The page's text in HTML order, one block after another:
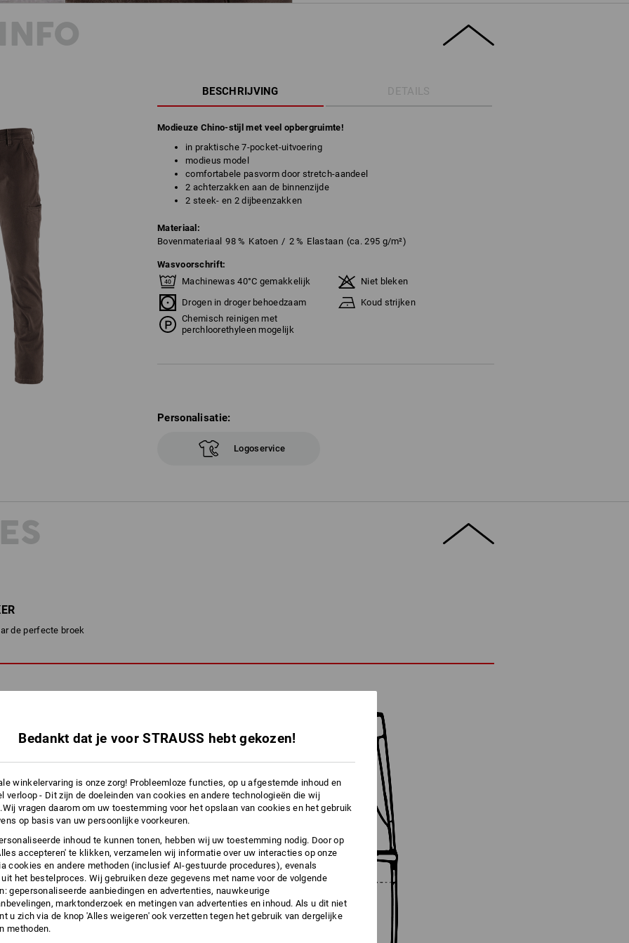
BESCHRIJVING DETAILS
Modieuze Chino-stijl met veel opbergruimte!
in praktische 7-pocket-uitvoering
modieus model
comfortabele pasvorm door stretch-aandeel
2 achterzakken aan de binnenzijde
2 steek- en 2 dijbeenzakken
Materiaal:
Bovenmateriaal 98% Katoen / 2% Elastaan (ca. 295 g/m²)
Wasvoorschrift:
Machinewas 40°C gemakkelijk
Niet bleken
Drogen in droger behoedzaam
Koud strijken
Chemisch reinigen met
perchloorethyleen mogelijk
Personalisatie:
Logoservice
de perfecte broek
NAAR DE
Bedankt dat je voor STRAUSS hebt gekozen!
winkelervaring is onze zorg! Probleemloze functies, op u afgestemde inhoud en
verloop - Dit zijn de doeleinden van cookies en andere technologieën die wij
vragen daarom om uw toestemming voor het opslaan van cookies en het gebruik
op basis van uw persoonlijke voorkeuren.
inhoud te kunnen tonen, hebben wij uw toestemming nodig. Door op
accepteren' te klikken, verzamelen wij informatie over uw interacties op onze
cookies en andere methoden (inclusief AI-gestuurde procedures), evenals
het bestelproces. Wij gebruiken deze gegevens met name voor de volgende
gepersonaliseerde aanbiedingen en advertenties, nauwkeurige
marktonderzoek en metingen van advertenties en inhoud. Als u dit niet
u zich via de knop 'Alles weigeren' ook verzetten tegen het gebruik van dergelijke
methoden.